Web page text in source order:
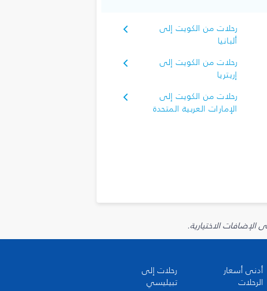
رحلات من الكويت إلى
ألبانيا
رحلات من الكويت إلى
إريتريا
رحلات من الكويت إلى
الإمارات العربية المتحدة
أدنى أسعار
الرحلات
رحلات إلى
تبيليسي